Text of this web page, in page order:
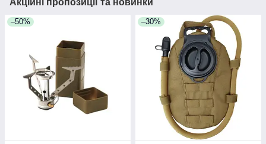
Акційні пропозиції та новинки
–50% –30%